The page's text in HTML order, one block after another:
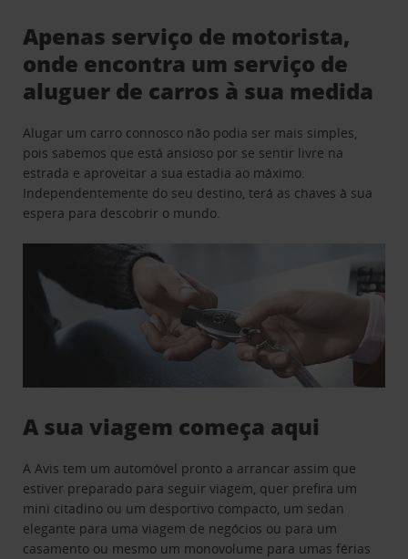
Apenas serviço de motorista,
onde encontra um serviço de
aluguer de carros à sua medida
Alugar um carro connosco não podia ser mais simples,
pois sabemos que está ansioso por se sentir livre na
estrada e aproveitar a sua estadia ao máximo.
Independentemente do seu destino, terá as chaves à sua
espera para descobrir o mundo.
A sua viagem começa aqui
A Avis tem um automóvel pronto a arrancar assim que
estiver preparado para seguir viagem, quer prefira um
mini citadino ou um desportivo compacto, um sedan
elegante para uma viagem de negócios ou para um
casamento ou mesmo um monovolume para umas férias